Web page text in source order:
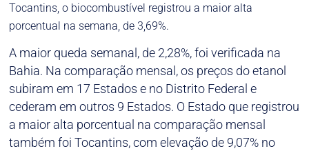
Tocantins, o biocombustível registrou a maior alta
porcentual na semana, de 3,69%.
A maior queda semanal, de 2,28%, foi verificada na
Bahia. Na comparação mensal, os preços do etanol
subiram em 17 Estados e no Distrito Federal e
cederam em outros 9 Estados. O Estado que registrou
a maior alta porcentual na comparação mensal
também foi Tocantins, com elevação de 9,07% no